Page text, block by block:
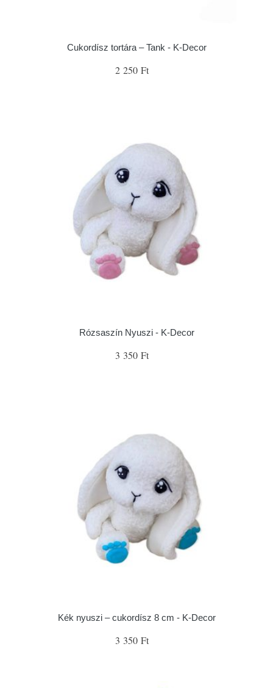
Cukordísz tortára – Tank - K-Decor
2 250 Ft
Rózsaszín Nyuszi - K-Decor
3 350 Ft
Kék nyuszi – cukordísz 8 cm - K-Decor
3 350 Ft